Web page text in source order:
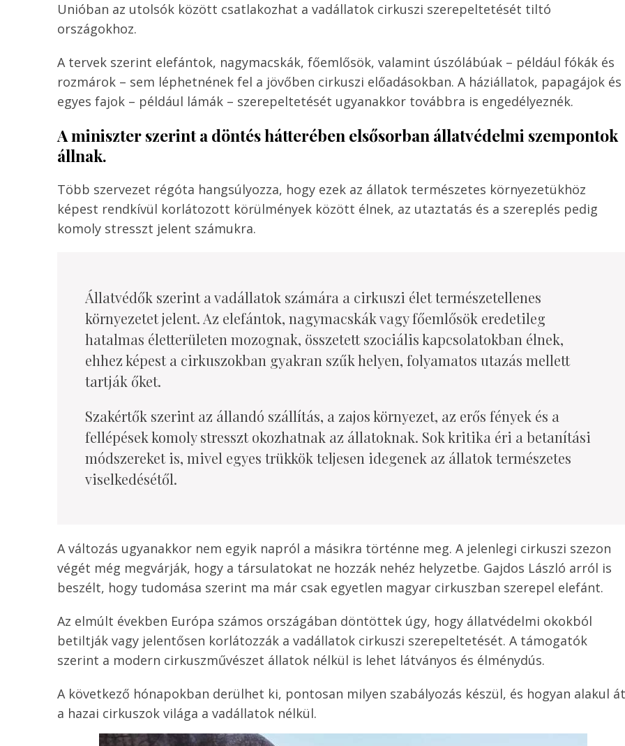
Unióban az utolsók között csatlakozhat a vadállatok cirkuszi szerepeltetését tiltó
országokhoz.
A tervek szerint elefántok, nagymacskák, főemlősök, valamint úszólábúak – például fókák és
rozmárok – sem léphetnének fel a jövőben cirkuszi előadásokban. A háziállatok, papagájok és
egyes fajok – például lámák – szerepeltetését ugyanakkor továbbra is engedélyeznék.
A miniszter szerint a döntés hátterében elsősorban állatvédelmi szempontok
állnak.
Több szervezet régóta hangsúlyozza, hogy ezek az állatok természetes környezetükhöz
képest rendkívül korlátozott körülmények között élnek, az utaztatás és a szereplés pedig
komoly stresszt jelent számukra.
Állatvédők szerint a vadállatok számára a cirkuszi élet természetellenes
környezetet jelent. Az elefántok, nagymacskák vagy főemlősök eredetileg
hatalmas életterületen mozognak, összetett szociális kapcsolatokban élnek,
ehhez képest a cirkuszokban gyakran szűk helyen, folyamatos utazás mellett
tartják őket.
Szakértők szerint az állandó szállítás, a zajos környezet, az erős fények és a
fellépések komoly stresszt okozhatnak az állatoknak. Sok kritika éri a betanítási
módszereket is, mivel egyes trükkök teljesen idegenek az állatok természetes
viselkedésétől.
A változás ugyanakkor nem egyik napról a másikra történne meg. A jelenlegi cirkuszi szezon
végét még megvárják, hogy a társulatokat ne hozzák nehéz helyzetbe. Gajdos László arról is
beszélt, hogy tudomása szerint ma már csak egyetlen magyar cirkuszban szerepel elefánt.
Az elmúlt években Európa számos országában döntöttek úgy, hogy állatvédelmi okokból
betiltják vagy jelentősen korlátozzák a vadállatok cirkuszi szerepeltetését. A támogatók
szerint a modern cirkuszművészet állatok nélkül is lehet látványos és élménydús.
A következő hónapokban derülhet ki, pontosan milyen szabályozás készül, és hogyan alakul át
a hazai cirkuszok világa a vadállatok nélkül.